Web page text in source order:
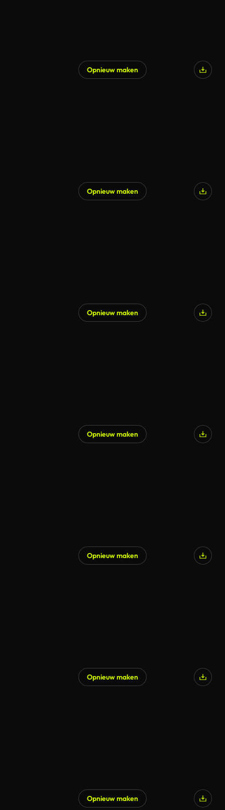
Opnieuw maken
Opnieuw maken
Opnieuw maken
Opnieuw maken
Opnieuw maken
Opnieuw maken
Opnieuw maken